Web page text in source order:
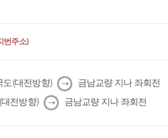
번주소)
도(대전방향) 다
음
금남교량 지나 좌회전
전방향) 다
음
금남교량 지나 좌회전